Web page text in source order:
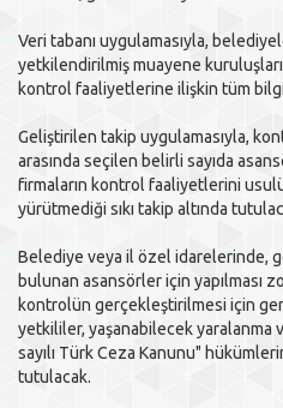
Veri tabanı uygulamasıyla,
yetkilendirilmiş muayene
kontrol faaliyetlerine ilişkin tüm
Geliştirilen takip uygulamasıyla,
arasında seçilen belirli sayıda
firmaların kontrol faaliyetlerini
yürütmediği sıkı takip altında
Belediye veya il özel idarelerinde,
bulunan asansörler için yapılması
kontrolün gerçekleştirilmesi için
yetkililer, yaşanabilecek yaralanma
sayılı Türk Ceza Kanunu"
tutulacak.